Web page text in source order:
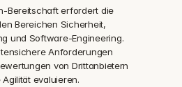
Bereitschaft erfordert die
Bereichen Sicherheit,
und Software-Engineering.
Anforderungen
von Drittanbietern
evaluieren.